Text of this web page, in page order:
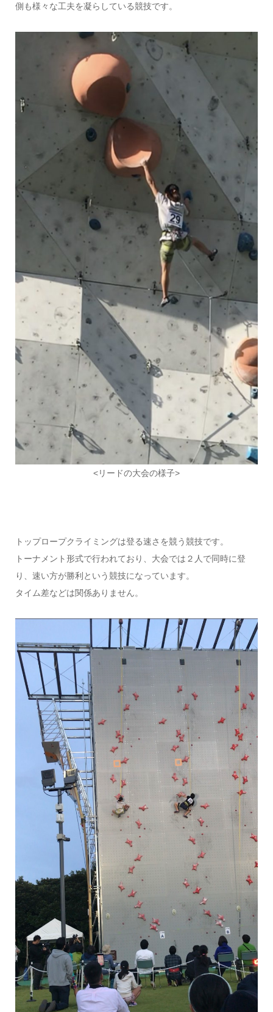
側も様々な工夫を凝らしている競技です。
<リードの大会の様子>
トップロープクライミングは登る速さを競う競技です。
トーナメント形式で行われており、大会では２人で同時に登
り、速い方が勝利という競技になっています。
タイム差などは関係ありません。